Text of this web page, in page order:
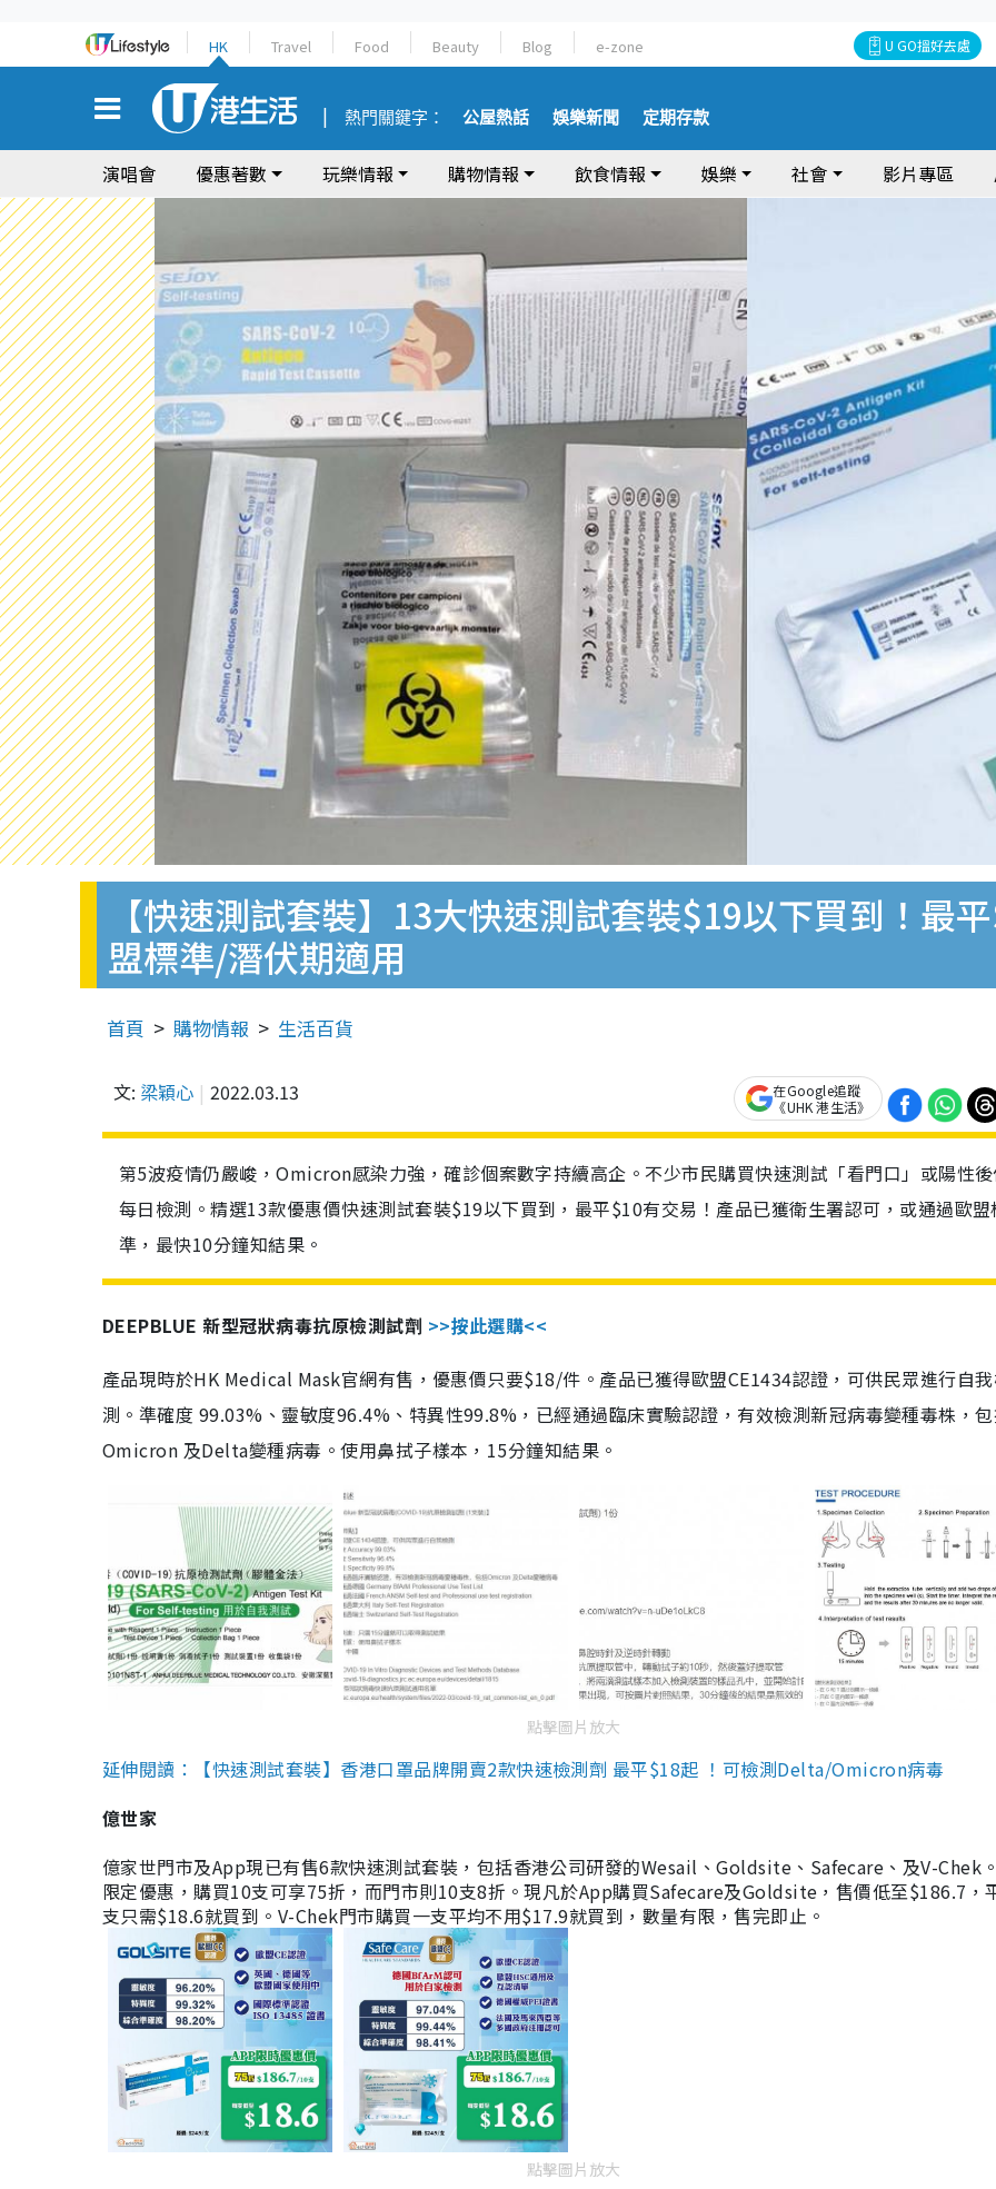
HK Travel Food Beauty Blog e-zone U GO搵好去處
熱門關鍵字： 公屋熱話 娛樂新聞 定期存款
演唱會 優惠著數 玩樂情報 購物情報 飲食情報 娛樂 社會 影片專區
【快速測試套裝】13大快速測試套裝$19以下買到！最
盟標準/潛伏期適用
首頁 購物情報 生活百貨
文: 梁穎心 2022.03.13
在Google追蹤
《UHK 港生活》
第5波疫情仍嚴峻，Omicron感染力強，確診個案數字持續高企。不少市民購買快速測試「看門口」或陽性
每日檢測。精選13款優惠價快速測試套裝$19以下買到，最平$10有交易！產品已獲衛生署認可，或通過歐盟
準，最快10分鐘知結果。
DEEPBLUE 新型冠狀病毒抗原檢測試劑 >>按此選購<<
產品現時於HK Medical Mask官網有售，優惠價只要$18/件。產品已獲得歐盟CE1434認證，可供民眾進行自
測。準確度 99.03%、靈敏度96.4%、特異性99.8%，已經通過臨床實驗認證，有效檢測新冠病毒變種毒株，
Omicron 及Delta變種病毒。使用鼻拭子樣本，15分鐘知結果。
點擊圖片放大
延伸閱讀：【快速測試套裝】香港口罩品牌開賣2款快速檢測劑 最平$18起 ！可檢測Delta/Omicron病毒
億世家
億家世門市及App現已有售6款快速測試套裝，包括香港公司研發的Wesail、Goldsite、Safecare、及V-Chek
限定優惠，購買10支可享75折，而門市則10支8折。現凡於App購買Safecare及Goldsite，售價低至$186.7，
支只需$18.6就買到。V-Chek門市購買一支平均不用$17.9就買到，數量有限，售完即止。
點擊圖片放大